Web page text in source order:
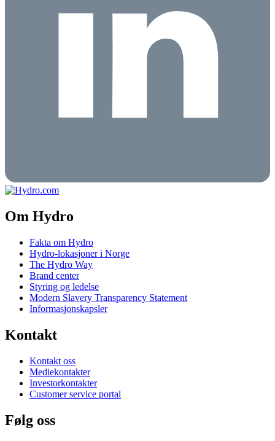
Om Hydro
Fakta om Hydro
Hydro-lokasjoner i Norge
The Hydro Way
Brand center
Styring og ledelse
Modern Slavery Transparency Statement
Informasjonskapsler
Kontakt
Kontakt oss
Mediekontakter
Investorkontakter
Customer service portal
Følg oss